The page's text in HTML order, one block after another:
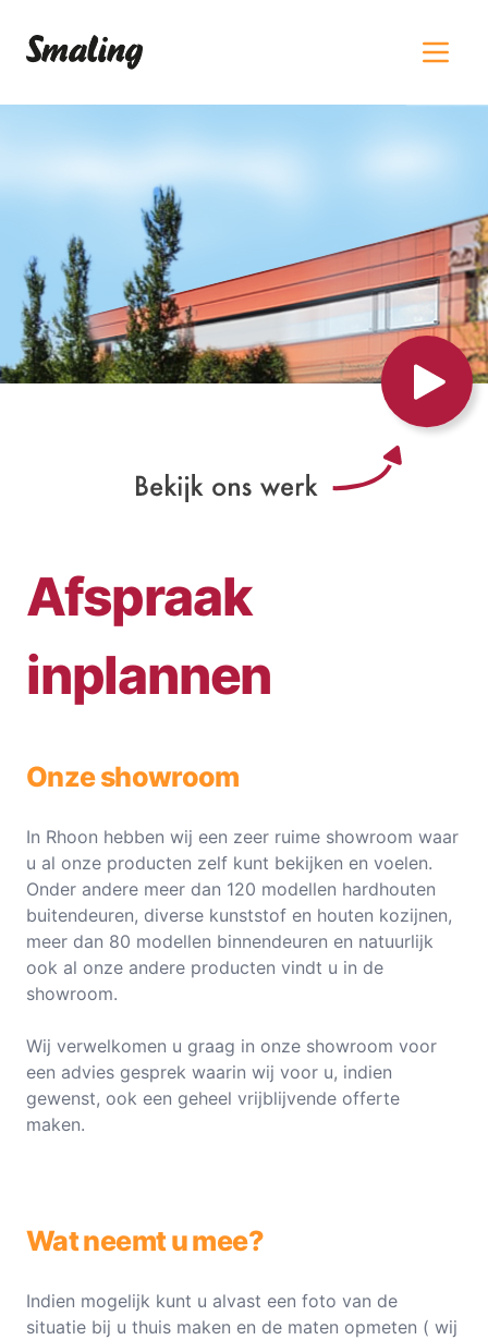
Afspraak
inplannen
Onze showroom
In Rhoon hebben wij een zeer ruime showroom waar
u al onze producten zelf kunt bekijken en voelen.
Onder andere meer dan 120 modellen hardhouten
buitendeuren, diverse kunststof en houten kozijnen,
meer dan 80 modellen binnendeuren en natuurlijk
ook al onze andere producten vindt u in de
showroom.
Wij verwelkomen u graag in onze showroom voor
een advies gesprek waarin wij voor u, indien
gewenst, ook een geheel vrijblijvende offerte
maken.
Wat neemt u mee?
Indien mogelijk kunt u alvast een foto van de
situatie bij u thuis maken en de maten opmeten ( wij